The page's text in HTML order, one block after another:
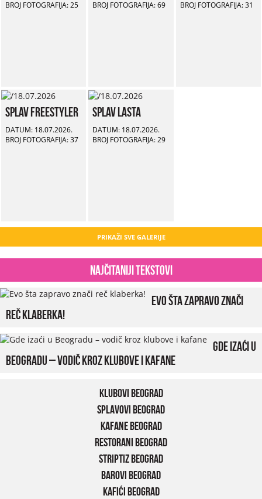
BROJ FOTOGRAFIJA: 25
BROJ FOTOGRAFIJA: 69
BROJ FOTOGRAFIJA: 31
Splav Freestyler
DATUM: 18.07.2026.
BROJ FOTOGRAFIJA: 37
Splav Lasta
DATUM: 18.07.2026.
BROJ FOTOGRAFIJA: 29
PRIKAŽI SVE GALERIJE
Najčitaniji tekstovi
Evo šta zapravo znači
reč klaberka!
Gde izaći u
Beogradu – vodič kroz klubove i kafane
Klubovi Beograd
Splavovi Beograd
Kafane Beograd
Restorani Beograd
Striptiz Beograd
Barovi Beograd
Kafići Beograd